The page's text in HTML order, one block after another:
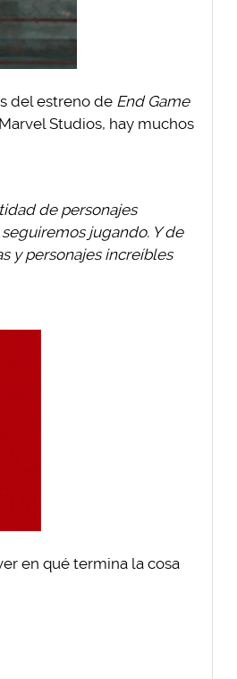
del estreno de End Game
Studios, hay muchos
de personajes
jugando. Y de
y personajes increíbles
en qué termina la cosa